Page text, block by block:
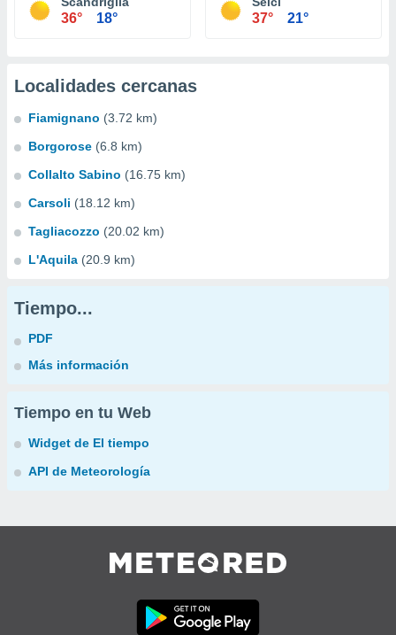
36° 18° 37° 21°
Localidades cercanas
Fiamignano (3.72 km)
Borgorose (6.8 km)
Collalto Sabino (16.75 km)
Carsoli (18.12 km)
Tagliacozzo (20.02 km)
L'Aquila (20.9 km)
Tiempo...
PDF
Más información
Tiempo en tu Web
Widget de El tiempo
API de Meteorología